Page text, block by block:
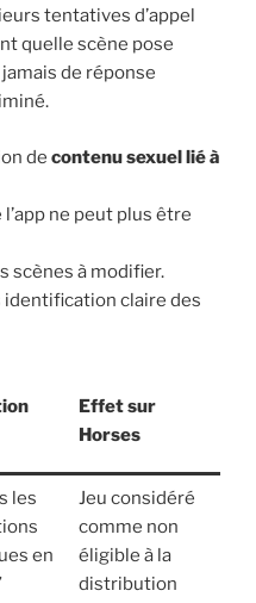
tentatives d’appel
quelle scène pose
de réponse
de contenu sexuel lié à
ne peut plus être
scènes à modifier.
claire des
Effet sur
Horses
les
en
Jeu considéré
comme non
éligible à la
distribution